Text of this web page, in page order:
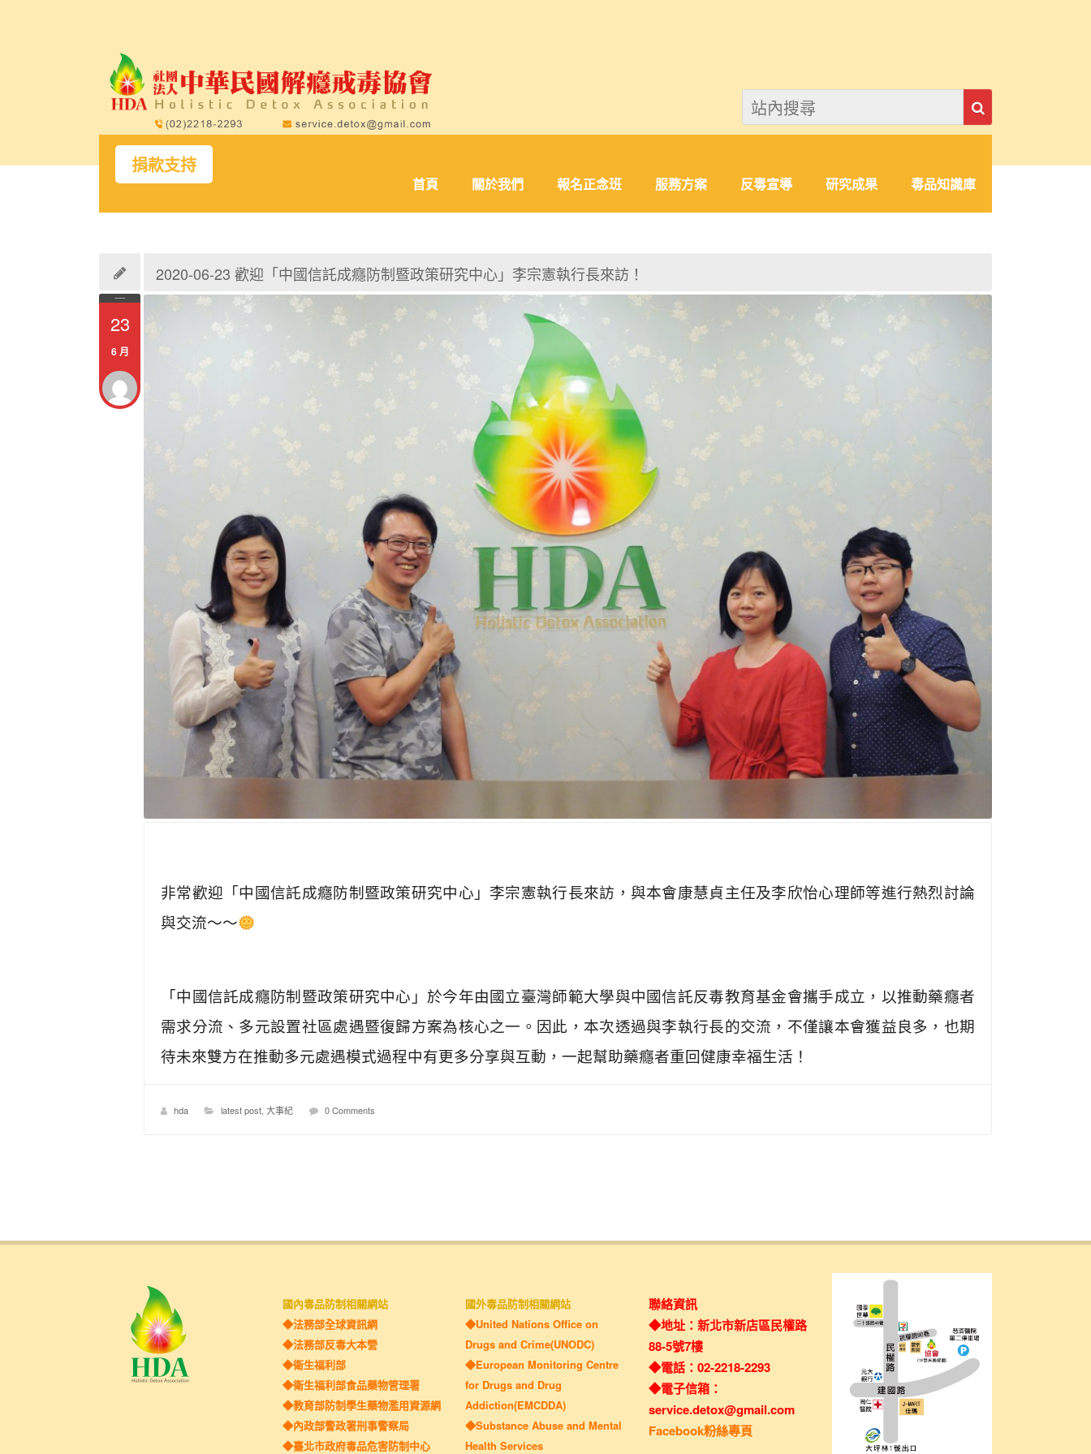
捐款支持
首頁 關於我們 報名正念班 服務方案 反毒宣導 研究成果 毒品知識庫
23
6 月
2020-06-23 歡迎「中國信託成癮防制暨政策研究中心」李宗憲執行長來訪！
非常歡迎「中國信託成癮防制暨政策研究中心」李宗憲執行長來訪，與本會康慧貞主任及李欣怡心理師等進行熱烈討論
與交流～～
「中國信託成癮防制暨政策研究中心」於今年由國立臺灣師範大學與中國信託反毒教育基金會攜手成立，以推動藥癮者
需求分流、多元設置社區處遇暨復歸方案為核心之一。因此，本次透過與李執行長的交流，不僅讓本會獲益良多，也期
待未來雙方在推動多元處遇模式過程中有更多分享與互動，一起幫助藥癮者重回健康幸福生活！
hda latest post, 大事紀 0 Comments
國內毒品防制相關網站
◆法務部全球資訊網
◆法務部反毒大本營
◆衛生福利部
◆衛生福利部食品藥物管理署
◆教育部防制學生藥物濫用資源網
◆內政部警政署刑事警察局
◆臺北市政府毒品危害防制中心
國外毒品防制相關網站
◆United Nations Office on
Drugs and Crime(UNODC)
◆European Monitoring Centre
for Drugs and Drug
Addiction(EMCDDA)
◆Substance Abuse and Mental
Health Services
聯絡資訊
◆地址：新北市新店區民權路
88-5號7樓
◆電話：02-2218-2293
◆電子信箱：
service.detox@gmail.com
Facebook粉絲專頁